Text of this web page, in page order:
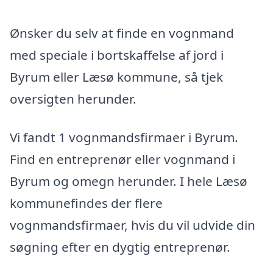
Ønsker du selv at finde en vognmand
med speciale i bortskaffelse af jord i
Byrum eller Læsø kommune, så tjek
oversigten herunder.
Vi fandt 1 vognmandsfirmaer i Byrum.
Find en entreprenør eller vognmand i
Byrum og omegn herunder. I hele Læsø
kommunefindes der flere
vognmandsfirmaer, hvis du vil udvide din
søgning efter en dygtig entreprenør.